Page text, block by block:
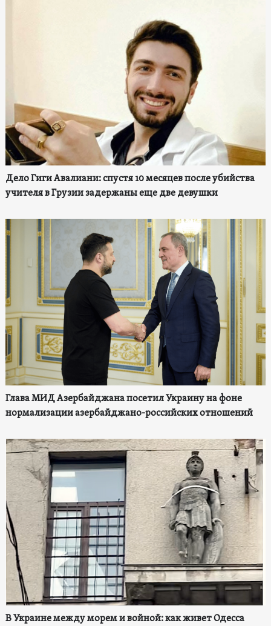
Дело Гиги Авалиани: спустя 10 месяцев после убийства
учителя в Грузии задержаны еще две девушки
Глава МИД Азербайджана посетил Украину на фоне
нормализации азербайджано-российских отношений
В Украине между морем и войной: как живет Одесса